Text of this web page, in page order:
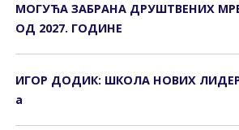
МОГУЋА ЗАБРАНА ДРУШТВЕНИХ
ОД 2027. ГОДИНЕ
ИГОР ДОДИК: ШКОЛА НОВИХ
а